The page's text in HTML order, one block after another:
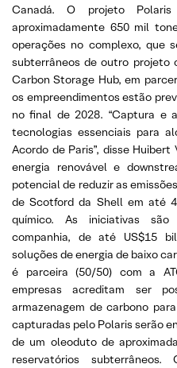
Canadá. O projeto
aproximadamente 650 mil
operações no complexo, que
subterrâneos de outro projeto
Carbon Storage Hub, em
os empreendimentos estão
no final de 2028. “Captura e
tecnologias essenciais para
Acordo de Paris”, disse
energia renovável e
potencial de reduzir as
de Scotford da Shell em até
químico. As iniciativas
companhia, de até US$15
soluções de energia de baixo
é parceira (50/50) com a
empresas acreditam ser
armazenagem de carbono
capturadas pelo Polaris serão
de um oleoduto de
reservatórios